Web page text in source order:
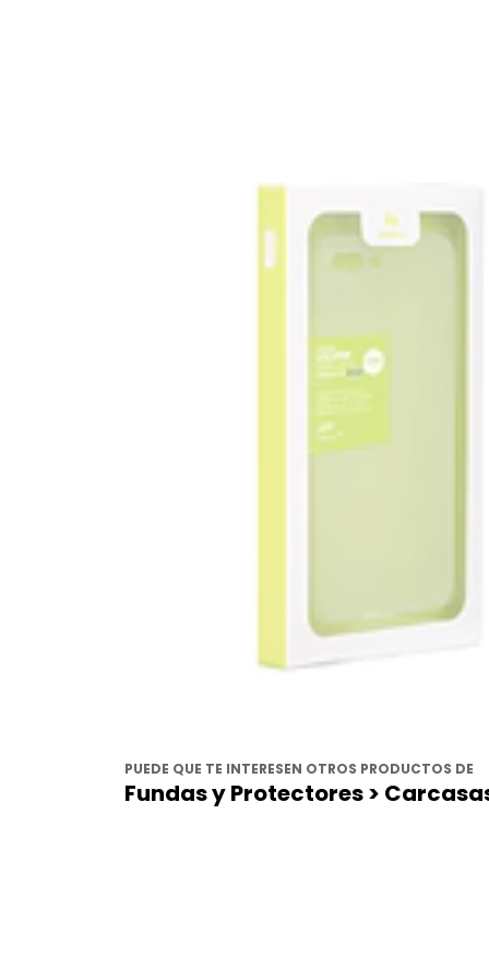
PUEDE QUE TE INTERESEN OTROS PRODUCTOS DE
Fundas y Protectores >